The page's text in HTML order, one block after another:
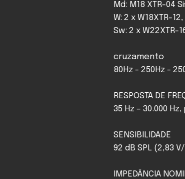
Md: M18 XTR-04
W: 2 x W18XTR-
Sw: 2 x W22XTR-
cruzamento
80Hz - 250Hz -
RESPOSTA DE
35 Hz – 30.000
SENSIBILIDADE
92 dB SPL (2,83
IMPEDÂNCIA